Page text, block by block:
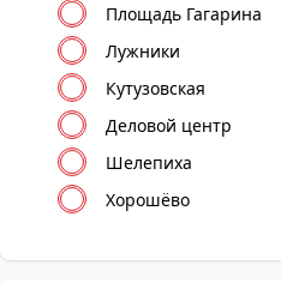
Площадь Гагарина
Лужники
Кутузовская
Деловой центр
Шелепиха
Хорошёво